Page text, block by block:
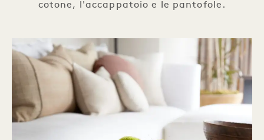
cotone, l'accappatoio e le pantofole.